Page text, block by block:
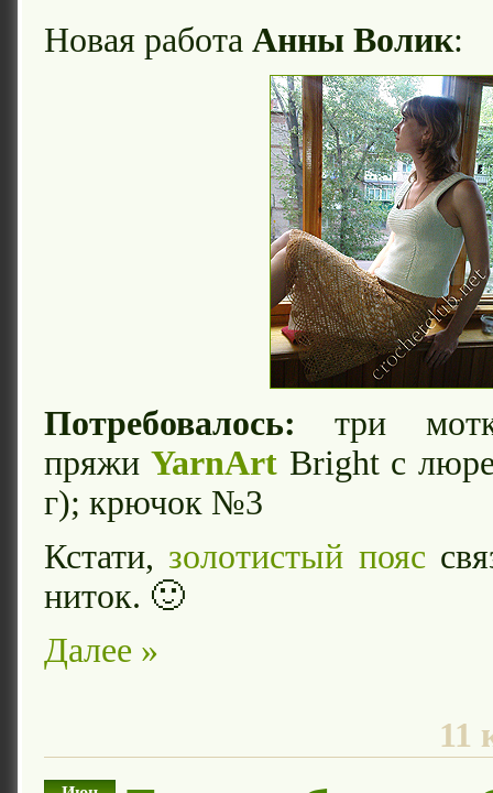
Новая работа Анны Волик:
Потребовалось: три
пряжиYarnArt Bright с
г); крючок №3
Кстати, золотистый пояс
ниток. 🙂
Далее »
11